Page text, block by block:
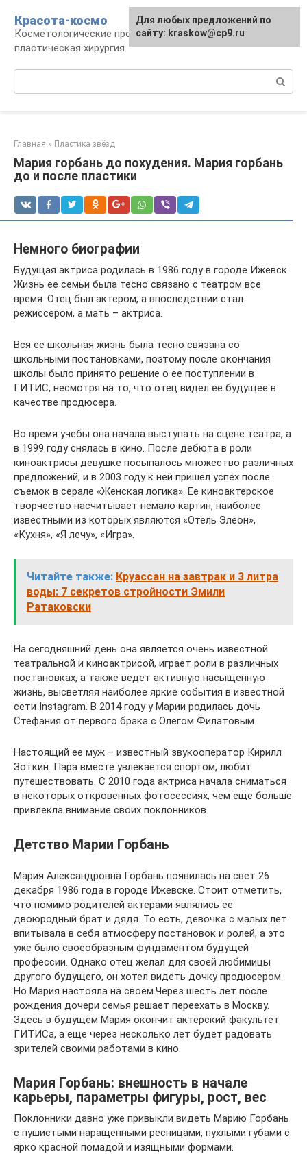
контенту
Красота-космо
Косметологические процедуры,
пластическая хирургия
Главная » Пластика звёзд
Мария горбань до похудения. Мария горбань
до и после пластики
Немного биографии
Будущая актриса родилась в 1986 году в городе Ижевск.
Жизнь ее семьи была тесно связано с театром все
время. Отец был актером, а впоследствии стал
режиссером, а мать – актриса.
Вся ее школьная жизнь была тесно связана со
школьными постановками, поэтому после окончания
школы было принято решение о ее поступлении в
ГИТИС, несмотря на то, что отец видел ее будущее в
качестве продюсера.
Во время учебы она начала выступать на сцене театра, а
в 1999 году снялась в кино. После дебюта в роли
киноактрисы девушке посыпалось множество различных
предложений, и в 2003 году к ней пришел успех после
съемок в серале «Женская логика». Ее киноактерское
творчество насчитывает немало картин, наиболее
известными из которых являются «Отель Элеон»,
«Кухня», «Я лечу», «Игра».
Читайте также: Круассан на завтрак и 3 литра
воды: 7 секретов стройности Эмили
Ратаковски
На сегодняшний день она является очень известной
театральной и киноактрисой, играет роли в различных
постановках, а также ведет активную насыщенную
жизнь, высветляя наиболее яркие события в известной
сети Instagram. В 2014 году у Марии родилась дочь
Стефания от первого брака с Олегом Филатовым.
Настоящий ее муж – известный звукооператор Кирилл
Зоткин. Пара вместе увлекается спортом, любит
путешествовать. С 2010 года актриса начала сниматься
в некоторых откровенных фотосессиях, чем еще больше
привлекла внимание своих поклонников.
Детство Марии Горбань
Мария Александровна Горбань появилась на свет 26
декабря 1986 года в городе Ижевске. Стоит отметить,
что помимо родителей актерами являлись ее
двоюродный брат и дядя. То есть, девочка с малых лет
впитывала в себя атмосферу постановок и ролей, а это
уже было своеобразным фундаментом будущей
профессии. Однако отец желал для своей любимицы
другого будущего, он хотел видеть дочку продюсером.
Но Мария настояла на своем.Через шесть лет после
рождения дочери семья решает переехать в Москву.
Здесь в будущем Мария окончит актерский факультет
ГИТИСа, а еще через несколько лет будет радовать
зрителей своими работами в кино.
Мария Горбань: внешность в начале
карьеры, параметры фигуры, рост, вес
Поклонники давно уже привыкли видеть Марию Горбань
с пушистыми наращенными ресницами, пухлыми губами с
ярко красной помадой и изящными формами.
Для любых предложений по
сайту: kraskow@cp9.ru